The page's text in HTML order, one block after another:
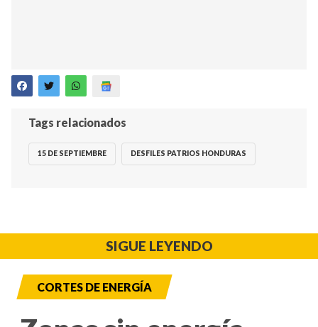
Tags relacionados
15 DE SEPTIEMBRE DESFILES PATRIOS HONDURAS
SIGUE LEYENDO
CORTES DE ENERGÍA